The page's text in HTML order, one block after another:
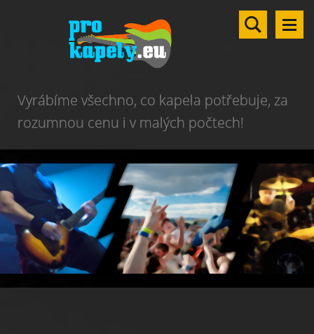
Vyrábíme všechno, co kapela potřebuje, za
rozumnou cenu i v malých počtech!